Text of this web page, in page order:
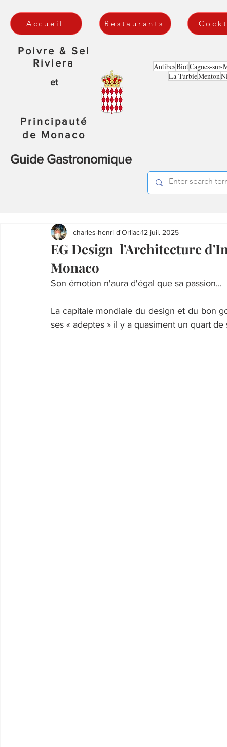
Accueil Restaurants
Poivre & Sel
Riviera
et
Principauté
de Monaco
Guide Gastronomique
AntibesBiotCagnes-sur-
La TurbieMenton
EG Design l'Architecture
Monaco
charles-henri d'Orliac12 juil. 2025
Son émotion n'aura d'égal que sa passion...
La capitale mondiale du design et du bon
ses « adeptes » il y a quasiment un quart de